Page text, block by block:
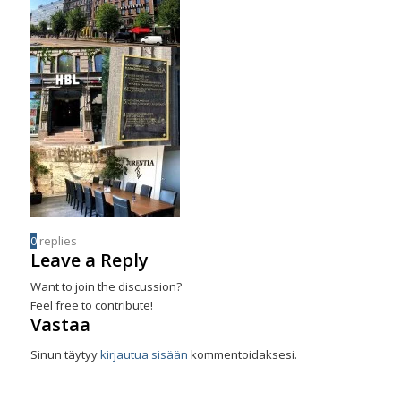
0 replies
Leave a Reply
Want to join the discussion?
Feel free to contribute!
Vastaa
Sinun täytyykirjautua sisään kommentoidaksesi.